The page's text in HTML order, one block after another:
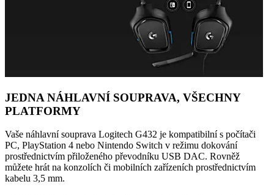
JEDNA NÁHLAVNÍ SOUPRAVA, VŠECHNY
PLATFORMY
Vaše náhlavní souprava Logitech G432 je kompatibilní s počítači
PC, PlayStation 4 nebo Nintendo Switch v režimu dokování
prostřednictvím přiloženého převodníku USB DAC. Rovněž
můžete hrát na konzolích či mobilních zařízeních prostřednictvím
kabelu 3,5 mm.